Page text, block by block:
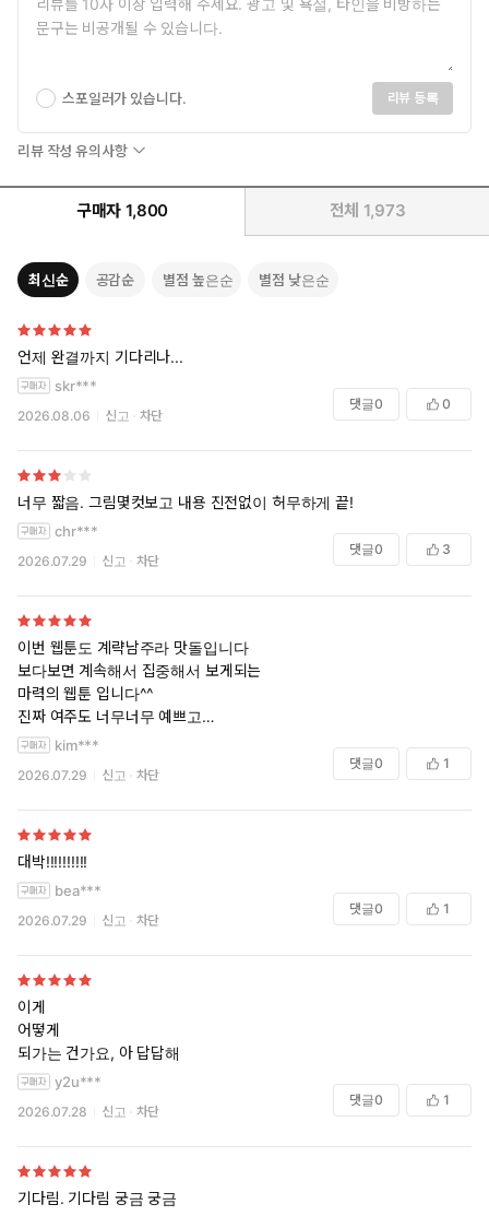
스포일러가 있습니다. 리뷰 등록
리뷰 작성 유의사항
구매자 1,800 전체 1,973
최신순 공감순 별점 높은순 별점 낮은순
언제 완결까지 기다리나...
skr***
2026.08.06 신고 차단
댓글0 0
너무 짧음. 그림몇컷보고 내용 진전없이 허무하게 끝!
chr***
2026.07.29 신고 차단
댓글0 3
이번 웹툰도 계략남주라 맛돌입니다
보다보면 계속해서 집중해서 보게되는
마력의 웹툰 입니다^^
진짜 여주도 너무너무 예쁘고
남주도 완전 빠져들었어요 ♡♡♡
kim***
2026.07.29 신고 차단
댓글0 1
대박!!!!!!!!!!
bea***
2026.07.29 신고 차단
댓글0 1
이게
어떻게
되가는 건가요, 아 답답해
y2u***
2026.07.28 신고 차단
댓글0 1
기다림. 기다림 궁금 궁금